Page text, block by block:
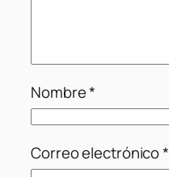
Nombre*
Correo electrónico*